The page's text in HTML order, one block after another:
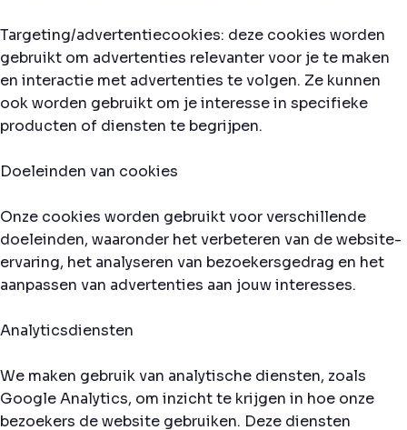
Targeting/advertentiecookies: deze cookies worden
gebruikt om advertenties relevanter voor je te maken
en interactie met advertenties te volgen. Ze kunnen
ook worden gebruikt om je interesse in specifieke
producten of diensten te begrijpen.
Doeleinden van cookies
Onze cookies worden gebruikt voor verschillende
doeleinden, waaronder het verbeteren van de website-
ervaring, het analyseren van bezoekersgedrag en het
aanpassen van advertenties aan jouw interesses.
Analyticsdiensten
We maken gebruik van analytische diensten, zoals
Google Analytics, om inzicht te krijgen in hoe onze
bezoekers de website gebruiken. Deze diensten